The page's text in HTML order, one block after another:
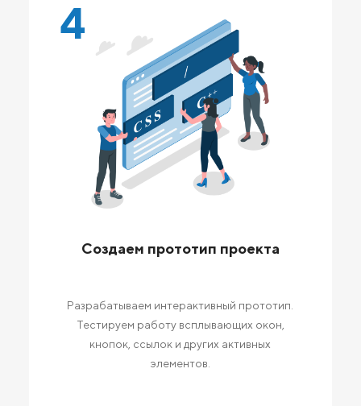
4
Создаем прототип проекта
Разрабатываем интерактивный прототип.
Тестируем работу всплывающих окон,
кнопок, ссылок и других активных
элементов.